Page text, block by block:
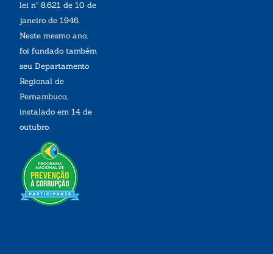
lei nº 8.621 de 10 de
janeiro de 1946.
Neste mesmo ano,
foi fundado também
seu Departamento
Regional de
Pernambuco,
instalado em 14 de
outubro.